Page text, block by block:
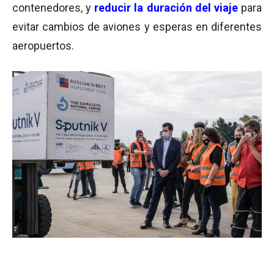
contenedores, y reducir la duración del viajepara
evitar cambios de aviones y esperas en diferentes
aeropuertos.